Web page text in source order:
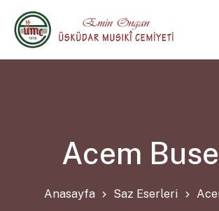
Acem
Anasayfa Saz Eserleri